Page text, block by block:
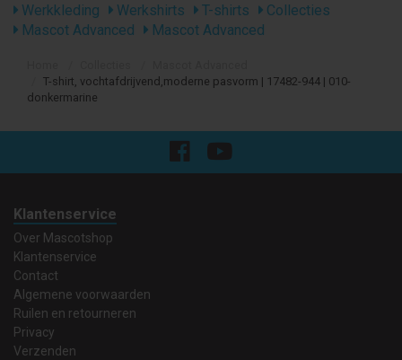
Werkkleding
Werkshirts T-shirts
Collecties
Mascot Advanced
Mascot Advanced
T-shirt, vochtafdrijvend,moderne pasvorm | 17482-944 | 010-
donkermarine
Klantenservice
Over Mascotshop
Klantenservice
Contact
Algemene voorwaarden
Ruilen en retourneren
Privacy
Verzenden